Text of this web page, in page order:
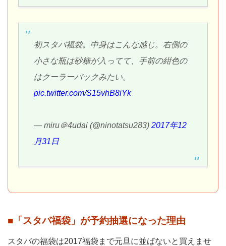
初スタバ福袋。中身はこんな感じ。右側の
小さな瓶は砂糖が入ってて、手前の紺色の
はクーラーバックみたい。
pic.twitter.com/S15vhB8iYk
— miru＠4udai (@ninotatsu283) 2017年12
月31日
■「スタバ福袋」が予約抽選になった理由
スタバの福袋は2017福袋まで元旦に並ばないと買えませ